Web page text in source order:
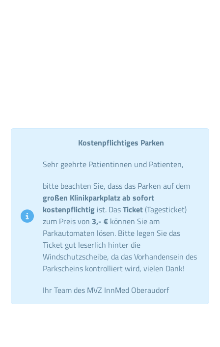
Kostenpflichtiges Parken
Sehr geehrte Patientinnen und Patienten,
bitte beachten Sie, dass das Parken auf dem
großen Klinikparkplatz ab sofort
kostenpflichtig ist. DasTicket (Tagesticket)
zum Preis von 3,- € können Sie am
Parkautomaten lösen. Bitte legen Sie das
Ticket gut leserlich hinter die
Windschutzscheibe, da das Vorhandensein des
Parkscheins kontrolliert wird, vielen Dank!
Ihr Team des MVZ InnMed Oberaudorf